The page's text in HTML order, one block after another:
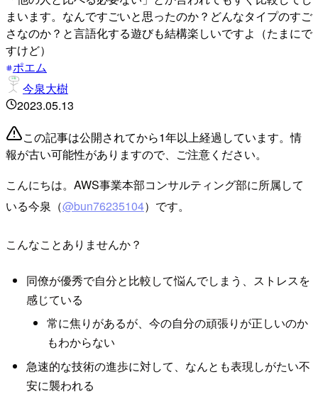
まいます。なんですごいと思ったのか？どんなタイプのすご
さなのか？と言語化する遊びも結構楽しいですよ（たまにで
すけど）
ポエム
今泉大樹
2023.05.13
この記事は公開されてから1年以上経過しています。情
報が古い可能性がありますので、ご注意ください。
こんにちは。AWS事業本部コンサルティング部に所属して
いる今泉（@bun76235104）です。
こんなことありませんか？
同僚が優秀で自分と比較して悩んでしまう、ストレスを
感じている
常に焦りがあるが、今の自分の頑張りが正しいのか
もわからない
急速的な技術の進歩に対して、なんとも表現しがたい不
安に襲われる